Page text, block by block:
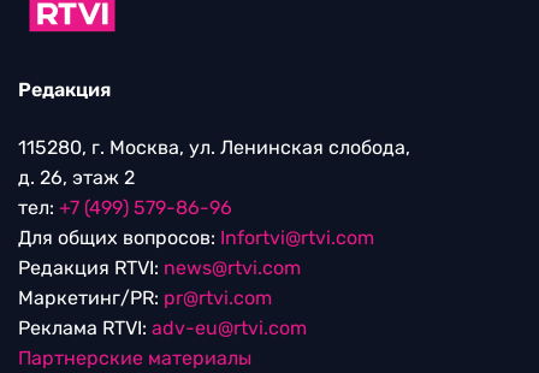
Редакция
115280, г. Москва, ул. Ленинская слобода,
д. 26, этаж 2
тел: +7 (499) 579-86-96
Для общих вопросов: Infortvi@rtvi.com
Редакция RTVI: news@rtvi.com
Маркетинг/PR: pr@rtvi.com
Реклама RTVI: adv-eu@rtvi.com
Партнерские материалы